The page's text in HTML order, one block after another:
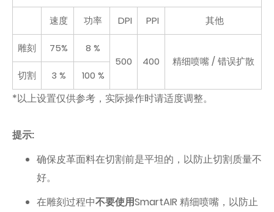
速度 功率 DPI PPI 其他
雕刻 75%
8 %
500
400
精细喷嘴 / 错误扩散
切割
3 % 100 %
*以上设置仅供参考，实际操作时请适度调整。
提示:
确保皮革面料在切割前是平坦的，以防止切割质量不
好。
在雕刻过程中不要使用SmartAIR 精细喷嘴，以防止